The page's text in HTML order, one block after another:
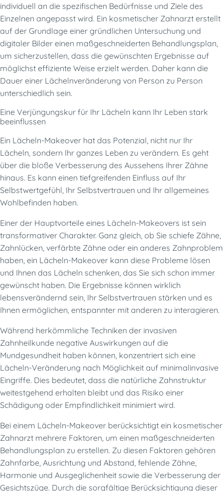
individuell an die spezifischen Bedürfnisse und Ziele des
Einzelnen angepasst wird. Ein kosmetischer Zahnarzt erstellt
auf der Grundlage einer gründlichen Untersuchung und
digitaler Bilder einen maßgeschneiderten Behandlungsplan,
um sicherzustellen, dass die gewünschten Ergebnisse auf
möglichst effiziente Weise erzielt werden. Daher kann die
Dauer einer Lächelnveränderung von Person zu Person
unterschiedlich sein.
Eine Verjüngungskur für Ihr Lächeln kann Ihr Leben stark
beeinflussen
Ein Lächeln-Makeover hat das Potenzial, nicht nur Ihr
Lächeln, sondern Ihr ganzes Leben zu verändern. Es geht
über die bloße Verbesserung des Aussehens Ihrer Zähne
hinaus. Es kann einen tiefgreifenden Einfluss auf Ihr
Selbstwertgefühl, Ihr Selbstvertrauen und Ihr allgemeines
Wohlbefinden haben.
Einer der Hauptvorteile eines Lächeln-Makeovers ist sein
transformativer Charakter. Ganz gleich, ob Sie schiefe Zähne,
Zahnlücken, verfärbte Zähne oder ein anderes Zahnproblem
haben, ein Lächeln-Makeover kann diese Probleme lösen
und Ihnen das Lächeln schenken, das Sie sich schon immer
gewünscht haben. Die Ergebnisse können wirklich
lebensverändernd sein, Ihr Selbstvertrauen stärken und es
Ihnen ermöglichen, entspannter mit anderen zu interagieren.
Während herkömmliche Techniken der invasiven
Zahnheilkunde negative Auswirkungen auf die
Mundgesundheit haben können, konzentriert sich eine
Lächeln-Veränderung nach Möglichkeit auf minimalinvasive
Eingriffe. Dies bedeutet, dass die natürliche Zahnstruktur
weitestgehend erhalten bleibt und das Risiko einer
Schädigung oder Empfindlichkeit minimiert wird.
Bei einem Lächeln-Makeover berücksichtigt ein kosmetischer
Zahnarzt mehrere Faktoren, um einen maßgeschneiderten
Behandlungsplan zu erstellen. Zu diesen Faktoren gehören
Zahnfarbe, Ausrichtung und Abstand, fehlende Zähne,
Harmonie und Ausgeglichenheit sowie die Verbesserung der
Gesichtszüge. Durch die sorgfältige Berücksichtigung dieser